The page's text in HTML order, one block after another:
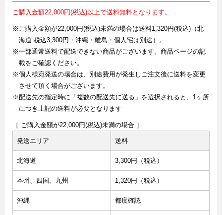
ご購入金額22,000円(税込)以上で送料無料となります。
※ご購入金額が22,000円(税込)未満の場合は送料1,320円(税込)（北
海道 税込3,300円・沖縄・離島・個人宅は別途）。
※一部通常送料で配送できない商品がございます。商品ページの記
載をご確認ください。
※個人様宛発送の場合は、別途費用が発生しご注文後に送料を変更
させて頂く場合がございます。
※配送先の指定時に「複数の配送先に送る」を選択されると、1ヶ所
につき上記の送料が必要となります
［ ご購入金額が22,000円(税込)未満の場合 ］
発送エリア 送料
北海道 3,300円（税込）
本州、四国、九州 1,320円（税込）
沖縄 都度確認